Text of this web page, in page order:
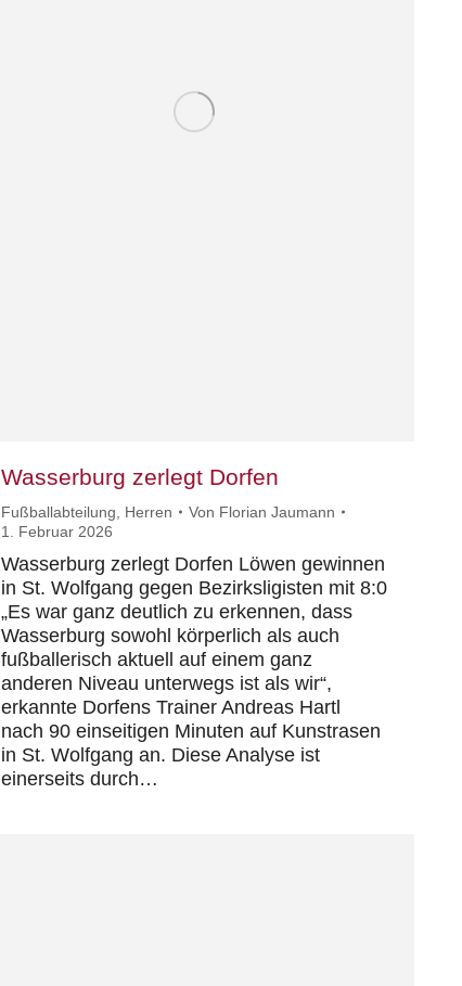
Wasserburg zerlegt Dorfen
Fußballabteilung Herren Von Florian Jaumann
1. Februar 2026
Wasserburg zerlegt Dorfen Löwen gewinnen
in St. Wolfgang gegen Bezirksligisten mit 8:0
„Es war ganz deutlich zu erkennen, dass
Wasserburg sowohl körperlich als auch
fußballerisch aktuell auf einem ganz
anderen Niveau unterwegs ist als wir“,
erkannte Dorfens Trainer Andreas Hartl
nach 90 einseitigen Minuten auf Kunstrasen
in St. Wolfgang an. Diese Analyse ist
einerseits durch…